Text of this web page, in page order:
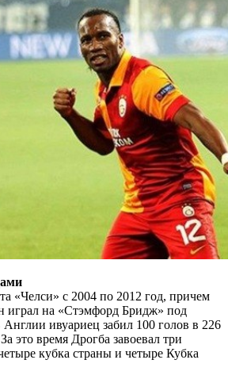
«Челси» с 2004 по 2012 год, причем
играл на «Стэмфорд Бридж» под
ивуариец забил 100 голов в 226
это время Дрогба завоевал три
кубка страны и четыре Кубка